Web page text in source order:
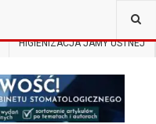
HIGIENIZACJA JAMY USTNEJ